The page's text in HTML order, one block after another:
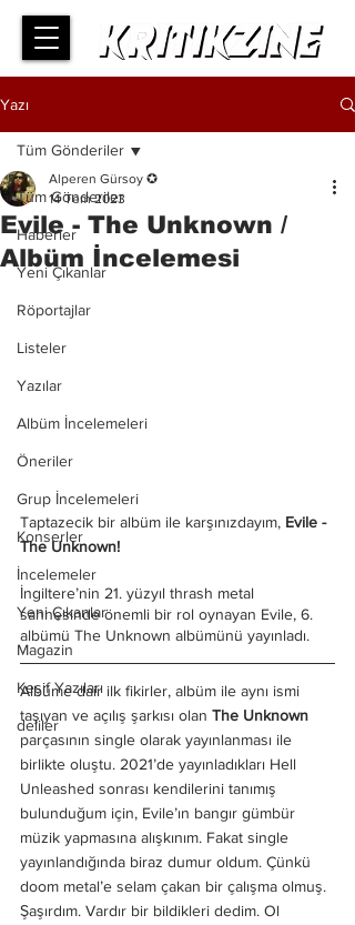
Yazı
Tüm Gönderiler
Haberler
Yeni Çıkanlar
Röportajlar
Listeler
Yazılar
Albüm İncelemeleri
Öneriler
Grup İncelemeleri
Konserler
İncelemeler
Yeni Çıkanlar
Magazin
Keşif Yazıları
deliler
Tüm Gönderiler
Evile - The Unknown /
Albüm İncelemesi
Alperen Gürsoy ✪
14 Tem 2023
Taptazecik bir albüm ile karşınızdayım, Evile -
The Unknown!
İngiltere’nin 21. yüzyıl thrash metal
sahnesinde önemli bir rol oynayan Evile, 6.
albümü The Unknown albümünü yayınladı.
Albüme dair ilk fikirler, albüm ile aynı ismi
taşıyan ve açılış şarkısı olan The Unknown
parçasının single olarak yayınlanması ile
birlikte oluştu. 2021’de yayınladıkları Hell
Unleashed sonrası kendilerini tanımış
bulunduğum için, Evile’ın bangır gümbür
müzik yapmasına alışkınım. Fakat single
yayınlandığında biraz dumur oldum. Çünkü
doom metal’e selam çakan bir çalışma olmuş.
Şaşırdım. Vardır bir bildikleri dedim. Ol